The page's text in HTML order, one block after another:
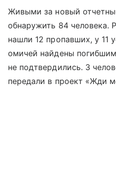
Живыми за новый
обнаружить 84 человека.
нашли 12 пропавших, у 11
омичей найдены
не подтвердились. 3
передали в проект «Жди